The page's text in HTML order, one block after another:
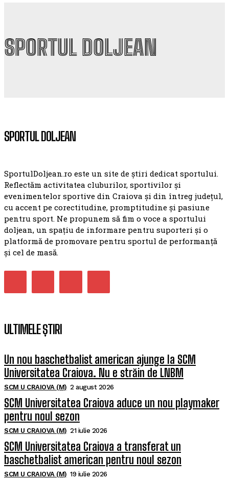
SPORTUL DOLJEAN
SPORTUL DOLJEAN
SportulDoljean.ro este un site de știri dedicat sportului.
Reflectăm activitatea cluburilor, sportivilor și
evenimentelor sportive din Craiova și din întreg județul,
cu accent pe corectitudine, promptitudine și pasiune
pentru sport. Ne propunem să fim o voce a sportului
doljean, un spațiu de informare pentru suporteri și o
platformă de promovare pentru sportul de performanță
și cel de masă.
ULTIMELE ȘTIRI
Un nou baschetbalist american ajunge la SCM
Universitatea Craiova. Nu e străin de LNBM
SCM U CRAIOVA (M) 2 august 2026
SCM Universitatea Craiova aduce un nou playmaker
pentru noul sezon
SCM U CRAIOVA (M) 21 iulie 2026
SCM Universitatea Craiova a transferat un
baschetbalist american pentru noul sezon
SCM U CRAIOVA (M) 19 iulie 2026